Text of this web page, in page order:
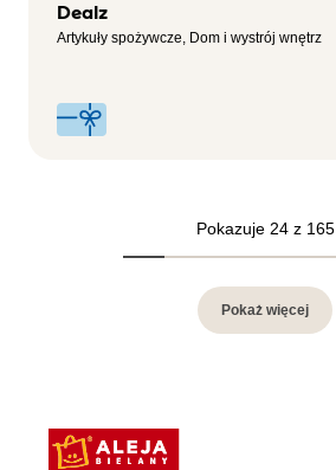
Dealz
Artykuły spożywcze, Dom i wystrój wnętrz
Pokazuje 24 z 165
Pokaż więcej